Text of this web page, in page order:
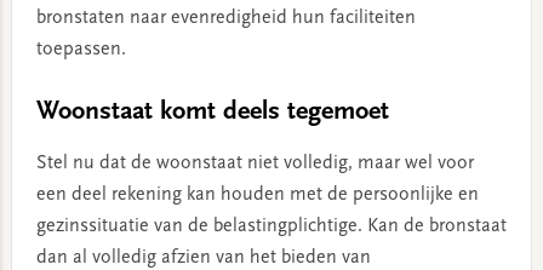
bronstaten naar evenredigheid hun faciliteiten
toepassen.
Woonstaat komt deels tegemoet
Stel nu dat de woonstaat niet volledig, maar wel voor
een deel rekening kan houden met de persoonlijke en
gezinssituatie van de belastingplichtige. Kan de bronstaat
dan al volledig afzien van het bieden van